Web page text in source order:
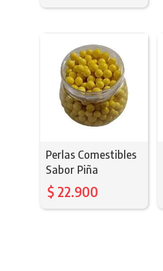
Perlas Comestibles
Sabor Piña
$ 22.900